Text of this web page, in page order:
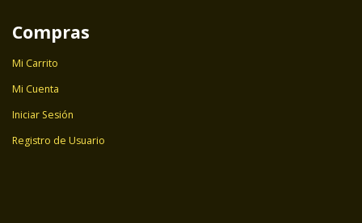
Compras
Mi Carrito
Mi Cuenta
Iniciar Sesión
Registro de Usuario